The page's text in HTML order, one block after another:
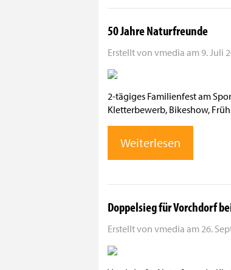
50 Jahre Naturfreunde
Erstellt von vmedia am 9. Juli
2-tägiges Familienfest am
Kletterbewerb, Bikeshow,
Weiterlesen
Doppelsieg für Vorchdorf
Erstellt von vmedia am 26.